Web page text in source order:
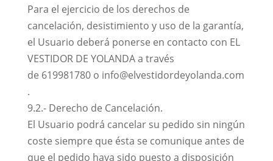
Para el ejercicio de los derechos de
cancelación, desistimiento y uso de la garantía,
el Usuario deberá ponerse en contacto con EL
VESTIDOR DE YOLANDA a través
de 619981780 o info@elvestidordeyolanda.com
.
9.2.- Derecho de Cancelación.
El Usuario podrá cancelar su pedido sin ningún
coste siempre que ésta se comunique antes de
que el pedido haya sido puesto a disposición